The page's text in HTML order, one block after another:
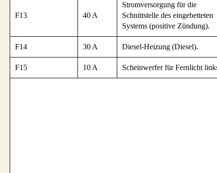
F13 40 A
Stromversorgung für die
Schnittstelle des eingebetteten
Systems (positive Zündung).
F14 30 A Diesel-Heizung (Diesel).
F15 10 A Scheinwerfer für Fernlicht